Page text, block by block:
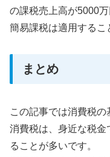
の課税売上高が5000
簡易課税は適用するこ
まとめ
この記事では消費税の
消費税は、身近な税
ることが多いです。